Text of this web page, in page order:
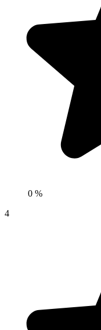
0 %
4